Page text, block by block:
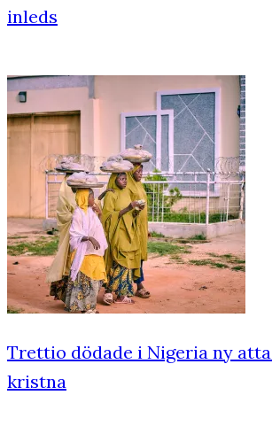
inleds
Trettio dödade i Nigeria ny
kristna